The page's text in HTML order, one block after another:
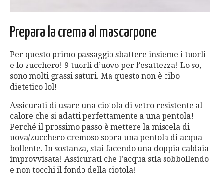
Prepara la crema al mascarpone
Per questo primo passaggio sbattere insieme i tuorli
e lo zucchero! 9 tuorli d’uovo per l’esattezza! Lo so,
sono molti grassi saturi. Ma questo non è cibo
dietetico lol!
Assicurati di usare una ciotola di vetro resistente al
calore che si adatti perfettamente a una pentola!
Perché il prossimo passo è mettere la miscela di
uova/zucchero cremoso sopra una pentola di acqua
bollente. In sostanza, stai facendo una doppia caldaia
improvvisata! Assicurati che l’acqua stia sobbollendo
e non tocchi il fondo della ciotola!